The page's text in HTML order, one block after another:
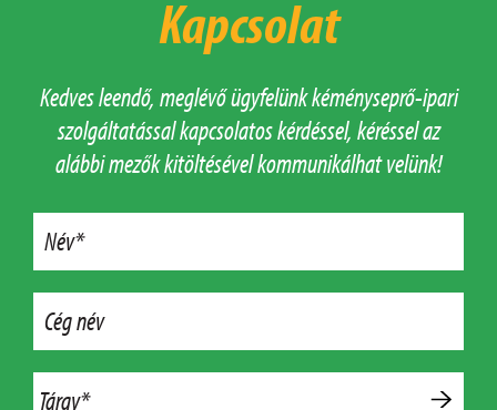
Kapcsolat
Kedves leendő, meglévő ügyfelünk kéményseprő-ipari
szolgáltatással kapcsolatos kérdéssel, kéréssel az
alábbi mezők kitöltésével kommunikálhat velünk!
Név*
Cég név
Tárgy*